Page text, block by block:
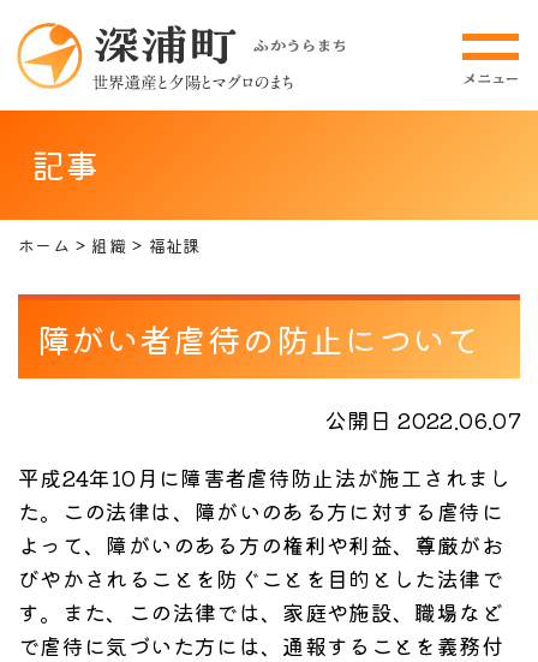
記事
ホーム 組織 福祉課
障がい者虐待の防止について
公開日 2022.06.07
平成24年10月に障害者虐待防止法が施工されまし
た。この法律は、障がいのある方に対する虐待に
よって、障がいのある方の権利や利益、尊厳がお
びやかされることを防ぐことを目的とした法律で
す。また、この法律では、家庭や施設、職場など
で虐待に気づいた方には、通報することを義務付